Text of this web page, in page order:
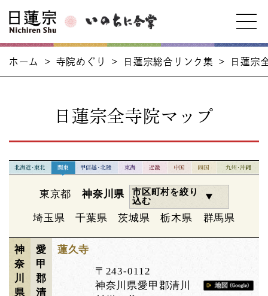
ホーム > 寺院めぐり > 日蓮宗総合リンク集 > 日蓮宗
日蓮宗全寺院マップ
東京都 神奈川県
市区町村を絞り
込む
埼玉県 千葉県 茨城県 栃木県 群馬県
神
奈
川
県
愛
甲
郡
清
蓮久寺
〒243-0112
神奈川県愛甲郡清川